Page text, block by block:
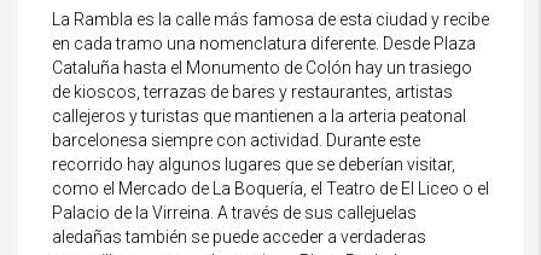
La Rambla es la calle más famosa de esta ciudad y recibe
en cada tramo una nomenclatura diferente. Desde Plaza
Cataluña hasta el Monumento de Colón hay un trasiego
de kioscos, terrazas de bares y restaurantes, artistas
callejeros y turistas que mantienen a la arteria peatonal
barcelonesa siempre con actividad. Durante este
recorrido hay algunos lugares que se deberían visitar,
como el Mercado de La Boquería, el Teatro de El Liceo o el
Palacio de la Virreina. A través de sus callejuelas
aledañas también se puede acceder a verdaderas